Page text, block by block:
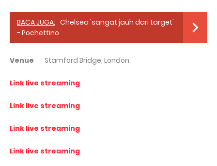
BACA JUGA: Chelsea 'sangat jauh dari target'
- Pochettino
Venue Stamford Bridge, London
Link live streaming
Link live streaming
Link live streaming
Link live streaming